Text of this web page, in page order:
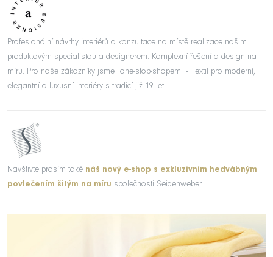
Profesionální návrhy interiérů a konzultace na místě realizace našim
produktovým specialistou a designerem. Komplexní řešení a design na
míru. Pro naše zákazníky jsme "one-stop-shopem" - Textil pro moderní,
elegantní a luxusní interiéry s tradicí již 19 let.
Navštivte prosím také náš nový e-shop s exkluzivním hedvábným
povlečením šitým na míru společnosti Seidenweber.